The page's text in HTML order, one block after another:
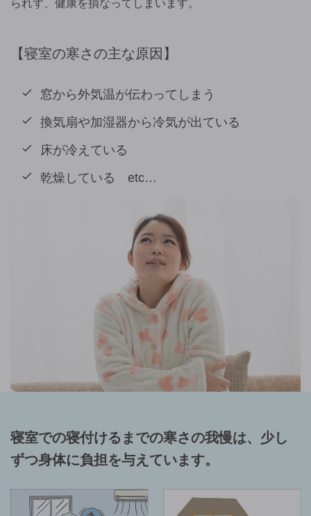
られず、健康を損なってしまいます。
寝室の寒さの主な原因
窓から外気温が伝わってしまう
換気扇や加湿器から冷気が出ている
床が冷えている
乾燥している etc…
寝室での寝付けるまでの寒さの我慢は、少し
ずつ身体に負担を与えています。